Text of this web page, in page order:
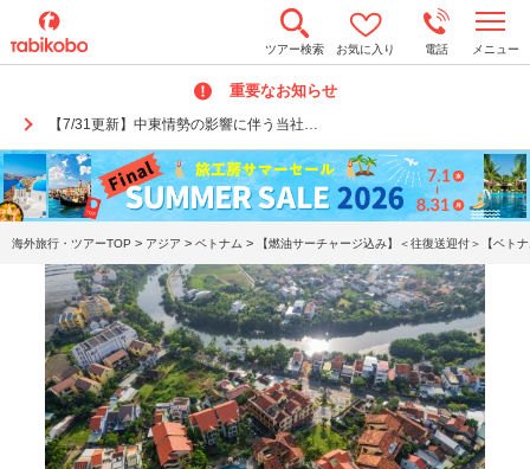
ツアー検索 お気に入り 電話 メニュー
重要なお知らせ
【7/31更新】中東情勢の影響に伴う当社…
o
n
a
v
i
g
a
t
海外旅行・ツアーTOP > アジア > ベトナム > 【燃油サーチャージ込み】＜往復送迎付＞【ベ